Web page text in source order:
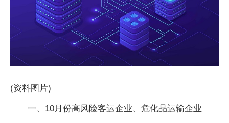
(资料图片)
一、10月份高风险客运企业、危化品运输企业